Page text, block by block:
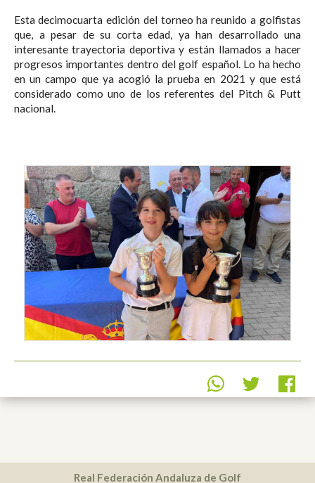
Esta decimocuarta edición del torneo ha reunido a golfistas
que, a pesar de su corta edad, ya han desarrollado una
interesante trayectoria deportiva y están llamados a hacer
progresos importantes dentro del golf español. Lo ha hecho
en un campo que ya acogió la prueba en 2021 y que está
considerado como uno de los referentes del Pitch & Putt
nacional.
Real Federación Andaluza de Golf